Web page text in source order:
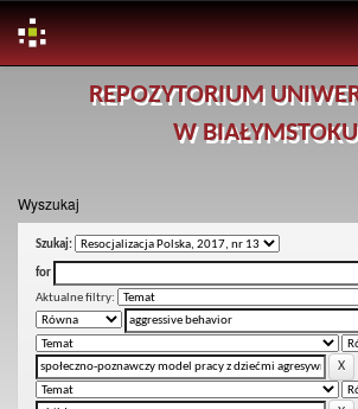
REPOZYTORIUM
W BIAŁYMSTOKU
Wyszukaj
Szukaj:
for
Aktualne filtry: